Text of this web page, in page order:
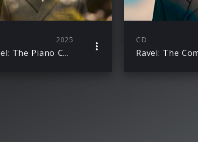
2025
Ravel: The Piano Concertos
CD